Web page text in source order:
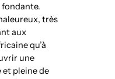
fondante.
très
aux
qu’à
une
pleine de